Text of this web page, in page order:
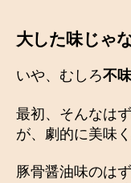
大した味じゃな
いや、むしろ不味
最初、そんなは
が、劇的に美味
豚骨醤油味のは